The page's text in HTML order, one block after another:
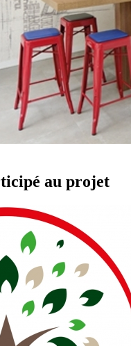
au projet